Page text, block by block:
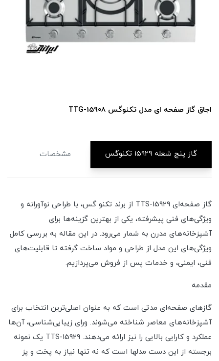
اجاق گاز صفحه ای مدل تکنوگس TTG-15908
گاز پنج شعله ۱۵۹۲۹ تکنوگس مشخصات
گاز صفحه‌ای TTS-15929 از برند تکنو گس، با طراحی نوآورانه و
ویژگی‌های فنی پیشرفته، یکی از بهترین گزینه‌ها برای
آشپزخانه‌های مدرن به شمار می‌رود. در این مقاله به بررسی کامل
ویژگی‌های این مدل از طراحی و مواد ساخت گرفته تا قابلیت‌های
فنی، ایمنی، و خدمات پس از فروش می‌پردازیم.
مقدمه
گازهای صفحه‌ای مدتی است که به عنوان اصلی‌ترین انتخاب برای
آشپزخانه‌های معاصر شناخته می‌شوند. ورای زیبایی‌شناسی، آن‌ها
عملکرد و کارایی بالایی را نیز ارائه می‌دهند. TTS-15929 یک نمونه
برجسته از این دست مدلها است که نه تنها نیاز به پخت و پز